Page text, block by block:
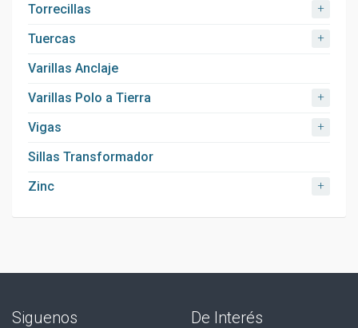
Torrecillas
+
Tuercas +
Varillas Anclaje
Varillas Polo a Tierra
+
Vigas +
Sillas Transformador
Zinc
+
Siguenos De Interés